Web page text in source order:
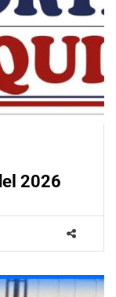
2026